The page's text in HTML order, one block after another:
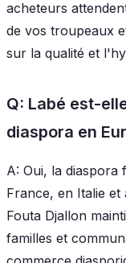
acheteurs
de vos troupeaux
sur la qualité et
Q: Labé est-
diaspora en
A: Oui, la diaspora
France, en Italie et
Fouta Djallon
familles et